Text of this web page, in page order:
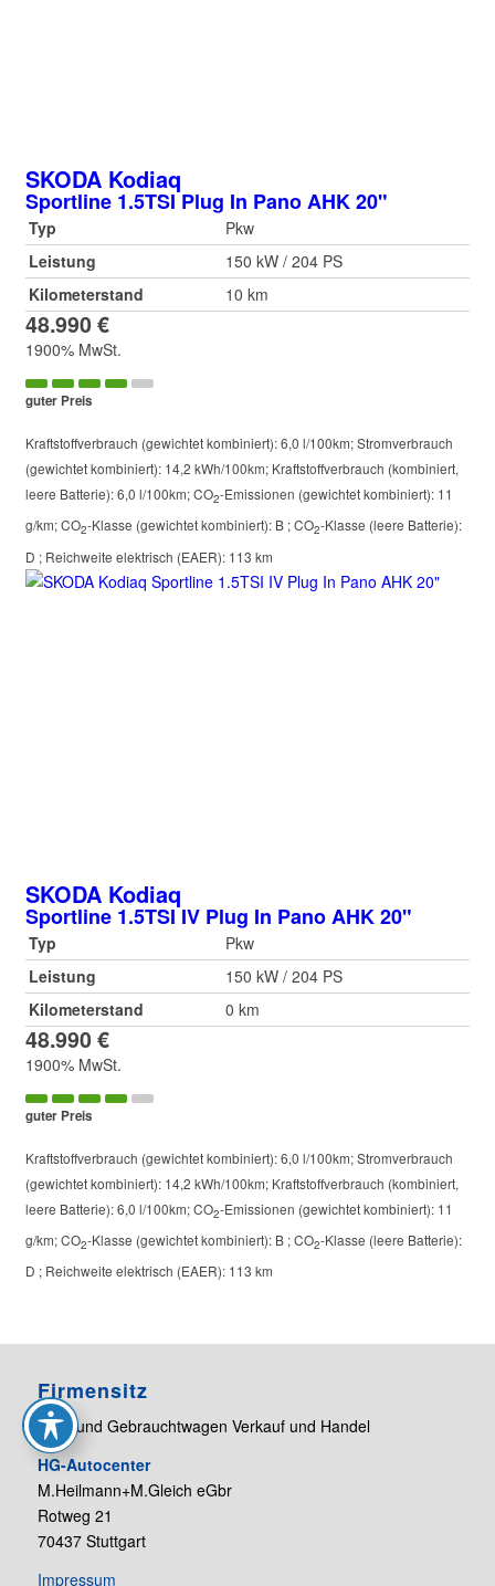
SKODA Kodiaq
Sportline 1.5TSI Plug In Pano AHK 20"
Typ
Pkw
Leistung
150 kW / 204 PS
Kilometerstand
10 km
48.990 €
1900% MwSt.
guter Preis
Kraftstoffverbrauch (gewichtet kombiniert):6,0 l/100km;Stromverbrauch
(gewichtet kombiniert): 14,2 kWh/100km; Kraftstoffverbrauch (kombiniert,
leere Batterie):6,0 l/100km;CO2-Emissionen (gewichtet kombiniert): 11
g/km;CO2-Klasse (gewichtet kombiniert): B ;CO2-Klasse (leere Batterie):
D ; Reichweite elektrisch (EAER): 113 km
SKODA Kodiaq
Sportline 1.5TSI IV Plug In Pano AHK 20"
Typ
Pkw
Leistung
150 kW / 204 PS
Kilometerstand
0 km
48.990 €
1900% MwSt.
guter Preis
Kraftstoffverbrauch (gewichtet kombiniert):6,0 l/100km;Stromverbrauch
(gewichtet kombiniert): 14,2 kWh/100km; Kraftstoffverbrauch (kombiniert,
leere Batterie):6,0 l/100km;CO2-Emissionen (gewichtet kombiniert): 11
g/km;CO2-Klasse (gewichtet kombiniert): B ;CO2-Klasse (leere Batterie):
D ; Reichweite elektrisch (EAER): 113 km
Firmensitz
Neu- und Gebrauchtwagen Verkauf und Handel
HG-Autocenter
M.Heilmann+M.Gleich eGbr
Rotweg 21
70437 Stuttgart
Impressum